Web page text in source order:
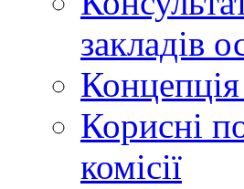
закладів
Корисні
комісії